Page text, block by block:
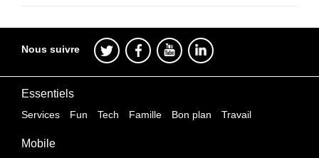
Nous suivre
Essentiels
Services Fun Tech Famille Bon plan Travail
Mobile